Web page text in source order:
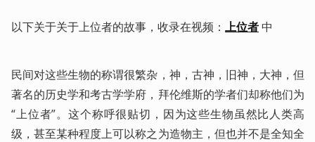
以下关于关于上位者的故事，收录在视频： 上位者 中
民间对这些生物的称谓很繁杂，神，古神，旧神，大神，但
著名的历史学和考古学学府，拜伦维斯的学者们却称他们为
“上位者”。这个称呼很贴切，因为这些生物虽然比人类高
级，甚至某种程度上可以称之为造物主，但也并不是全知全